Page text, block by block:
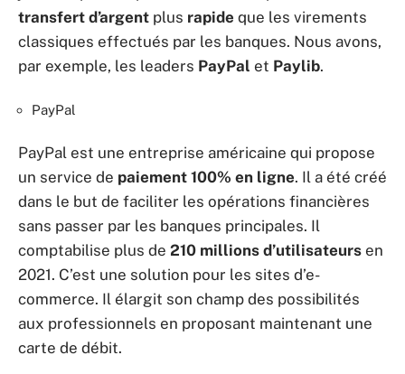
transfert d’argent plus rapide que les virements
classiques effectués par les banques. Nous avons,
par exemple, les leaders PayPal et Paylib.
PayPal
PayPal est une entreprise américaine qui propose
un service de paiement 100% en ligne. Il a été créé
dans le but de faciliter les opérations financières
sans passer par les banques principales. Il
comptabilise plus de 210 millions d’utilisateurs en
2021. C’est une solution pour les sites d’e-
commerce. Il élargit son champ des possibilités
aux professionnels en proposant maintenant une
carte de débit.